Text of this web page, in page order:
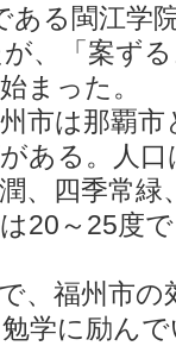
ある閩江学
、「案ず
まった。
市は那覇市
ある。人
、四季常
20～25度
、福州市の
学に励ん